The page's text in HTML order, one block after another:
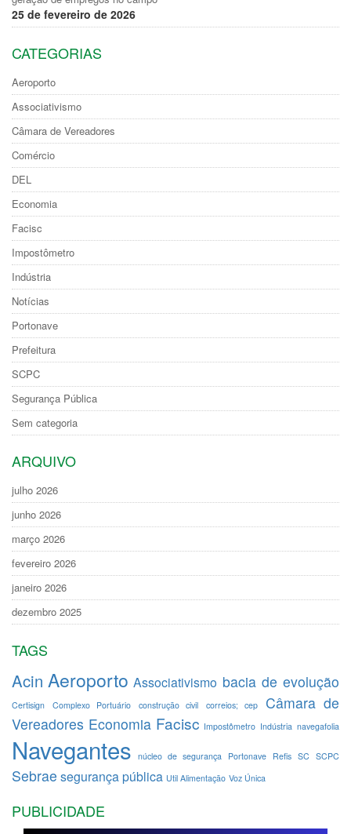
25 de fevereiro de 2026
CATEGORIAS
Aeroporto
Associativismo
Câmara de Vereadores
Comércio
DEL
Economia
Facisc
Impostômetro
Indústria
Notícias
Portonave
Prefeitura
SCPC
Segurança Pública
Sem categoria
ARQUIVO
julho 2026
junho 2026
março 2026
fevereiro 2026
janeiro 2026
dezembro 2025
TAGS
Acin Aeroporto Associativismo bacia de evolução
Certisign Complexo Portuário construção civil correios; cep
Câmara de
Vereadores Economia Facisc Impostômetro Indústria navegafolia
Navegantes núcleo de segurança Portonave Refis SC SCPC
Sebrae segurança pública Util Alimentação Voz Única
PUBLICIDADE